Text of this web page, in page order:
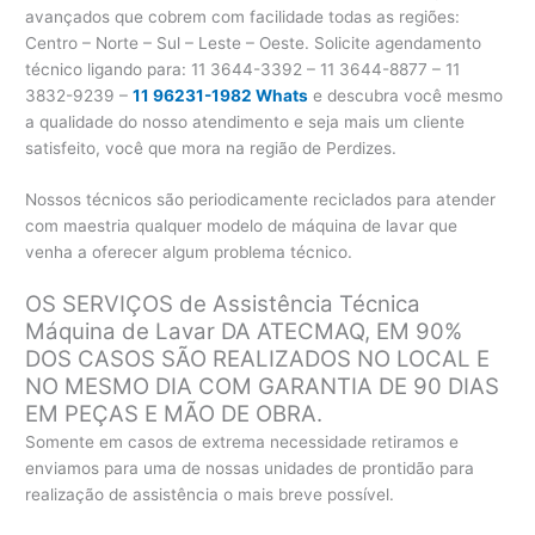
avançados que cobrem com facilidade todas as regiões:
Centro – Norte – Sul – Leste – Oeste. Solicite agendamento
técnico ligando para: 11 3644-3392 – 11 3644-8877 – 11
3832-9239 –11 96231-1982 Whats e descubra você mesmo
a qualidade do nosso atendimento e seja mais um cliente
satisfeito, você que mora na região de Perdizes.
Nossos técnicos são periodicamente reciclados para atender
com maestria qualquer modelo de máquina de lavar que
venha a oferecer algum problema técnico.
OS SERVIÇOS de Assistência Técnica
Máquina de Lavar DA ATECMAQ, EM 90%
DOS CASOS SÃO REALIZADOS NO LOCAL E
NO MESMO DIA COM GARANTIA DE 90 DIAS
EM PEÇAS E MÃO DE OBRA.
Somente em casos de extrema necessidade retiramos e
enviamos para uma de nossas unidades de prontidão para
realização de assistência o mais breve possível.